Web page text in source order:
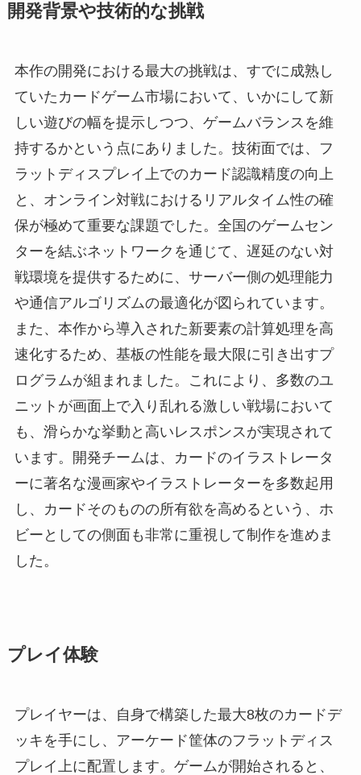
開発背景や技術的な挑戦
本作の開発における最大の挑戦は、すでに成熟し
ていたカードゲーム市場において、いかにして新
しい遊びの幅を提示しつつ、ゲームバランスを維
持するかという点にありました。技術面では、フ
ラットディスプレイ上でのカード認識精度の向上
と、オンライン対戦におけるリアルタイム性の確
保が極めて重要な課題でした。全国のゲームセン
ターを結ぶネットワークを通じて、遅延のない対
戦環境を提供するために、サーバー側の処理能力
や通信アルゴリズムの最適化が図られています。
また、本作から導入された新要素の計算処理を高
速化するため、基板の性能を最大限に引き出すプ
ログラムが組まれました。これにより、多数のユ
ニットが画面上で入り乱れる激しい戦場において
も、滑らかな挙動と高いレスポンスが実現されて
います。開発チームは、カードのイラストレータ
ーに著名な漫画家やイラストレーターを多数起用
し、カードそのものの所有欲を高めるという、ホ
ビーとしての側面も非常に重視して制作を進めま
した。
プレイ体験
プレイヤーは、自身で構築した最大8枚のカードデ
ッキを手にし、アーケード筐体のフラットディス
プレイ上に配置します。ゲームが開始されると、